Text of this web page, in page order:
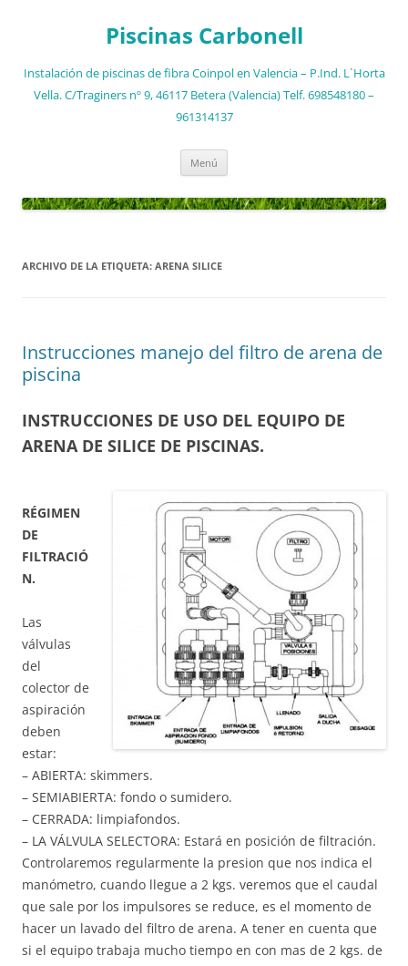
Piscinas Carbonell
Instalación de piscinas de fibra Coinpol en Valencia – P.Ind. L`Horta
Vella. C/Traginers nº 9, 46117 Betera (Valencia) Telf. 698548180 –
961314137
Menú
ARCHIVO DE LA ETIQUETA: ARENA SILICE
Instrucciones manejo del filtro de arena de
piscina
INSTRUCCIONES DE USO DEL EQUIPO DE
ARENA DE SILICE DE PISCINAS.
RÉGIMEN
DE
FILTRACIÓ
N.
Las
válvulas
del
colector de
aspiración
deben
estar:
– ABIERTA: skimmers.
– SEMIABIERTA: fondo o sumidero.
– CERRADA: limpiafondos.
– LA VÁLVULA SELECTORA: Estará en posición de filtración.
Controlaremos regularmente la presion que nos indica el
manómetro, cuando llegue a 2 kgs. veremos que el caudal
que sale por los impulsores se reduce, es el momento de
hacer un lavado del filtro de arena. A tener en cuenta que
si el equipo trabaja mucho tiempo en con mas de 2 kgs. de